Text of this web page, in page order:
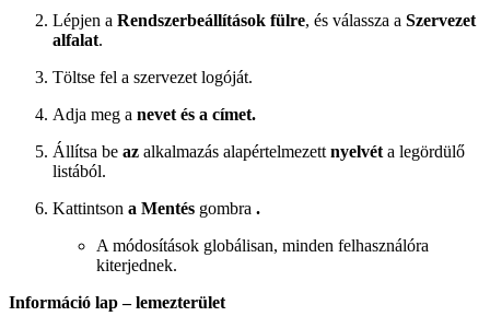
Lépjen a Rendszerbeállítások fülre, és válassza a Szervezet
alfalat.
Töltse fel a szervezet logóját.
Adja meg a nevet és a címet.
Állítsa be az alkalmazás alapértelmezett nyelvét a legördülő
listából.
Kattintson a Mentés gombra .
A módosítások globálisan, minden felhasználóra
kiterjednek.
Információ lap – lemezterület